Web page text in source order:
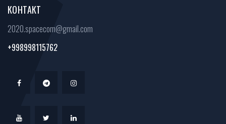
КОНТАКТ
2020.spacecom@gmail.com
+998998115762